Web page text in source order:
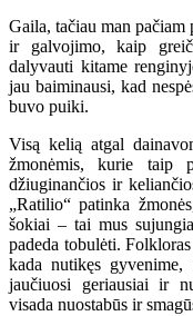
Gaila, tačiau man
ir galvojimo, kaip
dalyvauti kitame
jau baiminausi, kad
buvo puiki.
Visą kelią atgal
žmonėmis, kurie
džiuginančios ir
„Ratilio“ patinka
šokiai – tai mus
padeda tobulėti.
kada nutikęs
jaučiuosi geriausiai ir
visada nuostabūs ir